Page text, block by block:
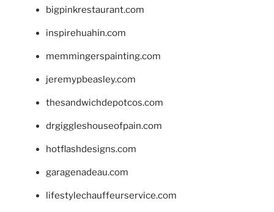
bigpinkrestaurant.com
inspirehuahin.com
memmingerspainting.com
jeremypbeasley.com
thesandwichdepotcos.com
drgiggleshouseofpain.com
hotflashdesigns.com
garagenadeau.com
lifestylechauffeurservice.com